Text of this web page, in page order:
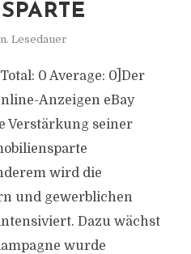
Lesedauer
0 Average: 0]Der
Anzeigen eBay
Verstärkung seiner
wird die
und gewerblichen
Dazu wächst
wurde